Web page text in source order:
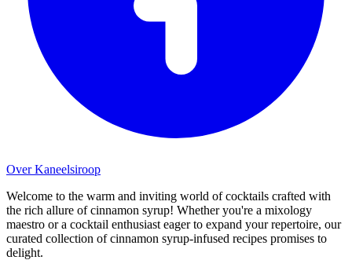
Over Kaneelsiroop
Welcome to the warm and inviting world of cocktails crafted with
the rich allure of cinnamon syrup! Whether you're a mixology
maestro or a cocktail enthusiast eager to expand your repertoire, our
curated collection of cinnamon syrup-infused recipes promises to
delight.